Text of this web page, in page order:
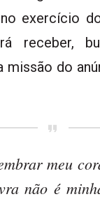
exercício
receber,
missão do
meu
não é